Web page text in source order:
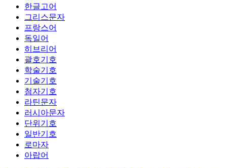
한글고어
그리스문자
프랑스어
독일어
히브리어
괄호기호
학술기호
기술기호
첨자기호
라틴문자
러시아문자
단위기호
일반기호
로마자
아랍어